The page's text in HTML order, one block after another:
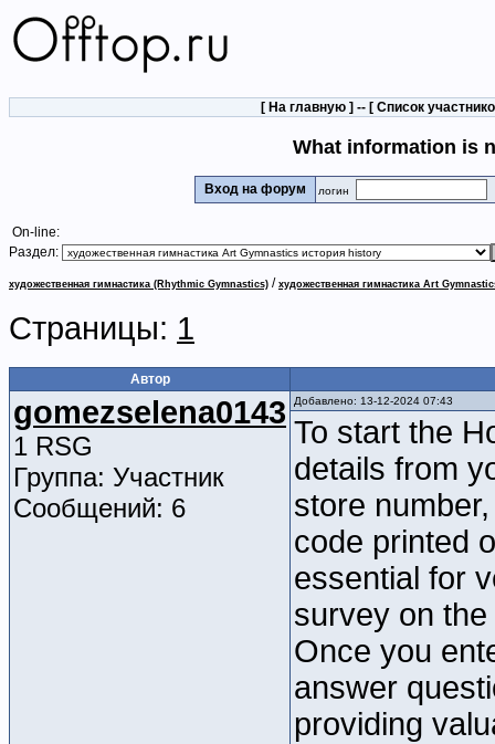
[ На главную ] -- [ Список
What information is
Вход на форум логин
On-line:
Раздел:
художественная гимнастика (Rhythmic Gymnastics) / художественная гимнастика Art
Страницы: 1
Автор
gomezselena0143
1 RSG
Группа: Участник
Сообщений: 6
Добавлено: 13-12-2024 07:43
To start the
details from
store
code printed
essential for
survey on the
Once you
answer
providing